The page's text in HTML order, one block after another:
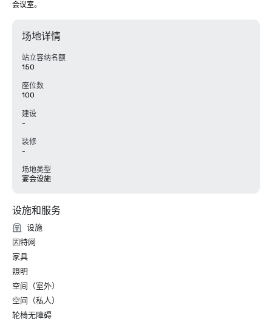
会议室。
场地详情
站立容纳名额
150
座位数
100
建设
-
装修
-
场地类型
宴会设施
设施和服务
设施
因特网
家具
照明
空间（室外）
空间（私人）
轮椅无障碍